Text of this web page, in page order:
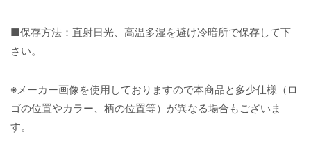
■保存方法：直射日光、高温多湿を避け冷暗所で保存して下
さい。
※メーカー画像を使用しておりますので本商品と多少仕様（ロ
ゴの位置やカラー、柄の位置等）が異なる場合もございま
す。